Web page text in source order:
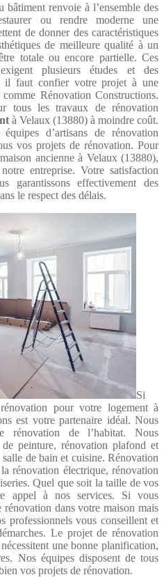
renvoie à l’ensemble des
ou rendre moderne une
de donner des caractéristiques
de meilleure qualité à un
totale ou encore partielle. Ces
plusieurs études et des
il faut confier votre projet à une
Rénovation Constructions.
tous les travaux de rénovation
à Velaux (13880) à moindre coût.
d’artisans de rénovation
vos projets de rénovation. Pour
ancienne à Velaux (13880),
entreprise. Votre satisfaction
garantissons effectivement des
le respect des délais.
Si
pour votre logement à
est votre partenaire idéal. Nous
rénovation de l’habitat. Nous
peinture, rénovation plafond et
de bain et cuisine. Rénovation
rénovation électrique, rénovation
Quel que soit la taille de vos
appel à nos services. Si vous
rénovation dans votre maison mais
professionnels vous conseillent et
Le projet de rénovation
une bonne planification,
Nos équipes disposent de tous
vos projets de rénovation.